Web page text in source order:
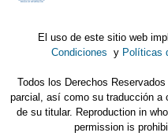
El uso de este sitio web
Condiciones y Políticas
Todos los Derechos
parcial, así como su traducción a
de su titular. Reproduction in
permission is